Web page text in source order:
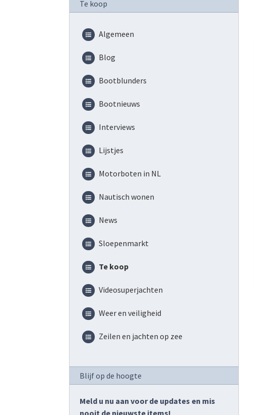
Te koop
Algemeen
Blog
Bootblunders
Bootnieuws
Interviews
Lijstjes
Motorboten in NL
Nautisch wonen
News
Sloepenmarkt
Te koop
Videosuperjachten
Weer en veiligheid
Zeilen en jachten op zee
Blijf op de hoogte
Meld u nu aan voor de updates en mis
nooit de nieuwste items!